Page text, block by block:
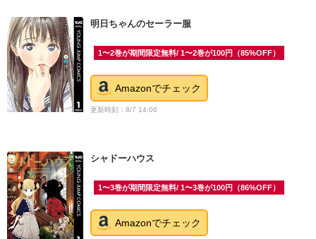
明日ちゃんのセーラー服
1〜2巻が期間限定無料/ 1〜2巻が100円（85%OFF）
Amazonでチェック
更新時刻：8/7 14:06
シャドーハウス
1〜3巻が期間限定無料/ 1〜3巻が100円（86%OFF）
Amazonでチェック